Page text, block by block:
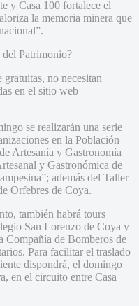
y Casa 100 fortalece el
la memoria minera que
del Patrimonio?
no necesitan
en el sitio web
se realizarán una serie
en la Población
Artesanía y Gastronomía
y Gastronómica de
además del Taller
Orfebres de Coya.
también habrá tours
San Lorenzo de Coya y
Compañía de Bomberos de
Para facilitar el traslado
dispondrá, el domingo
en el circuito entre Casa